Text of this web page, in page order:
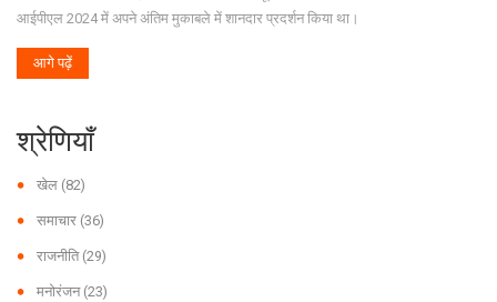
आईपीएल 2024 में अपने अंतिम मुकाबले में शानदार प्रदर्शन किया था।
आगे पढ़ें
श्रेणियाँ
खेल (82)
समाचार (36)
राजनीति (29)
मनोरंजन (23)